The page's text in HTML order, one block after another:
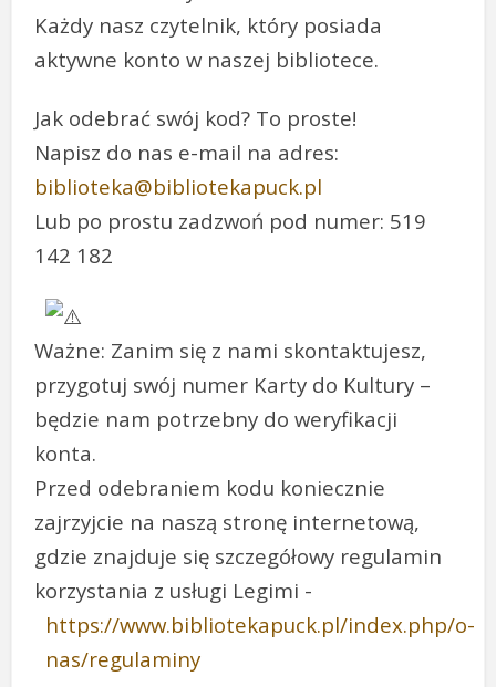
Każdy nasz czytelnik, który posiada
aktywne konto w naszej bibliotece.
Jak odebrać swój kod? To proste!
Napisz do nas e-mail na adres:
biblioteka@bibliotekapuck.pl
Lub po prostu zadzwoń pod numer: 519
142 182
Ważne: Zanim się z nami skontaktujesz,
przygotuj swój numer Karty do Kultury –
będzie nam potrzebny do weryfikacji
konta.
Przed odebraniem kodu koniecznie
zajrzyjcie na naszą stronę internetową,
gdzie znajduje się szczegółowy regulamin
korzystania z usługi Legimi -
https://www.bibliotekapuck.pl/index.php/o-
nas/regulaminy